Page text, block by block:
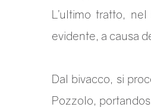
L’ultimo tratto,
evidente, a causa
Dal bivacco, si
Pozzolo,